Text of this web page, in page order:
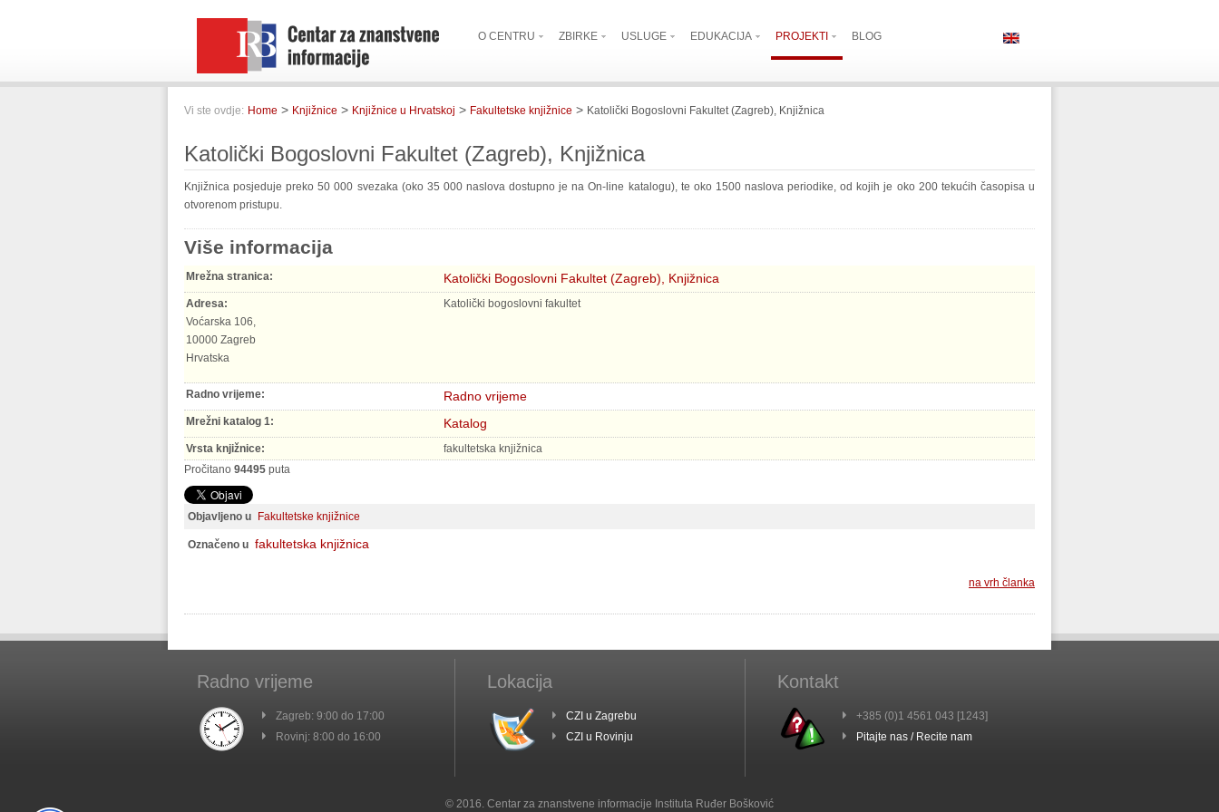
O CENTRU ZBIRKE USLUGE EDUKACIJA PROJEKTI BLOG
Vi ste ovdje: Home > Knjižnice > Knjižnice u Hrvatskoj > Fakultetske knjižnice > Katolički Bogoslovni Fakultet (Zagreb), Knjižnica
Katolički Bogoslovni Fakultet (Zagreb), Knjižnica
Knjižnica posjeduje preko 50 000 svezaka (oko 35 000 naslova dostupno je na On-line katalogu), te oko 1500 naslova periodike, od kojih je oko 200 tekućih časopisa u
otvorenom pristupu.
Više informacija
Mrežna stranica: Katolički Bogoslovni Fakultet (Zagreb), Knjižnica
Adresa:
Katolički bogoslovni fakultet
Voćarska 106,
10000 Zagreb
Hrvatska
Radno vrijeme: Radno vrijeme
Mrežni katalog 1: Katalog
Vrsta knjižnice:
fakultetska knjižnica
Pročitano 94495 puta
Objavljeno u Fakultetske knjižnice
Označeno u fakultetska knjižnica
na vrh članka
Radno vrijeme
Zagreb: 9:00 do 17:00
Rovinj: 8:00 do 16:00
Lokacija
CZI u Zagrebu
CZI u Rovinju
Kontakt
+385 (0)1 4561 043 [1243]
Pitajte nas / Recite nam
© 2016. Centar za znanstvene informacije Instituta Ruđer Bošković